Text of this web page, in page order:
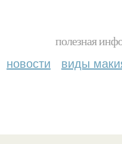
полезная
новости виды